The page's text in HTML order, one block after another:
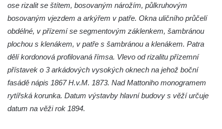
Obecní dům v Semilech
Bývalá fara v Pražské ulici v Bochově
Fara u kostela svatých Petra a Pavla ve
Žluticích
Fuchsova vila v České Kamenici
Robert Fuchs, papírna v České Kamenici
ose rizalit se štítem, bosovaným nárožím, půlkruhovým
bosovaným vjezdem a arkýřem v patře. Okna uličního průčelí
obdélné, v přízemí se segmentovým záklenkem, šambránou
plochou s klenákem, v patře s šambránou a klenákem. Patra
dělí kordonová profilovaná římsa. Vlevo od rizalitu přízemní
přístavek o 3 arkádových vysokých oknech na jehož boční
fasádě nápis 1867 H.v.M. 1873. Nad Mattoniho monogramem
rytířská korunka. Datum výstavby hlavní budovy s věží určuje
datum na věži rok 1894.